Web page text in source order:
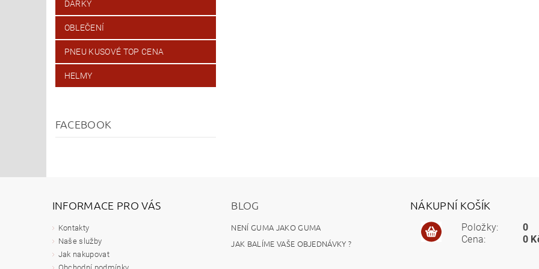
DÁRKY
OBLEČENÍ
PNEU KUSOVÉ TOP CENA
HELMY
FACEBOOK
INFORMACE PRO VÁS
Kontakty
Naše služby
Jak nakupovat
BLOG
NENÍ GUMA JAKO GUMA
JAK BALÍME VAŠE OBJEDNÁVKY ?
NÁKUPNÍ KOŠÍK
Položky:
Cena:
0
0